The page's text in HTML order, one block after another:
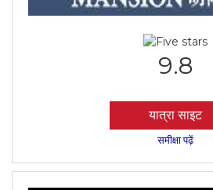
9.8
यात्रा साइट
समीक्षा पढ़ें